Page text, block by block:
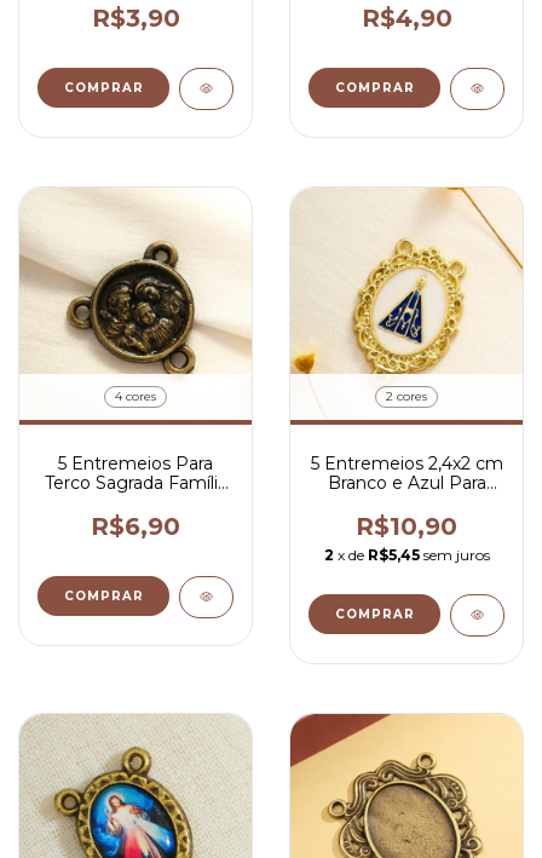
R$3,90
COMPRAR
2x1,5 cm
R$4,90
COMPRAR
4 cores
5 Entremeios Para
Terco Sagrada Família
R$6,90
COMPRAR
2 cores
5 Entremeios 2,4x2 cm
Branco e Azul Para
Aparecida Dourado
R$10,90
2 x de R$5,45 sem juros
COMPRAR